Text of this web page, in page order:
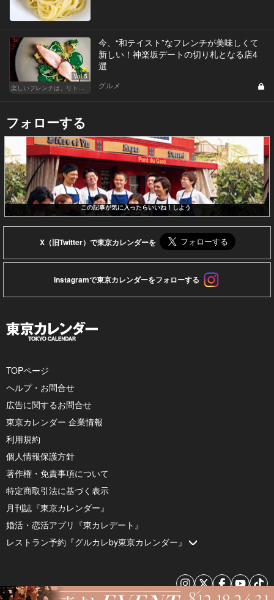
Vol.5
今、“和テイスト”なフレンチが美味しくて
新しい！神楽坂デートの切り札となる店4
選
グルメ
フォローする
この記事が気に入ったらいいね！しよう
X（旧Twitter）で東京カレンダーを
Instagramで東京カレンダーをフォローする
TOPページ
ヘルプ・お問合せ
広告に関するお問合せ
東京カレンダー 企業情報
利用規約
個人情報保護方針
著作権・免責事項について
特定商取引法に基づく表示
月刊誌『東京カレンダー』
婚活・恋活アプリ『東カレデート』
レストラン予約『グルカレby東京カレンダー』